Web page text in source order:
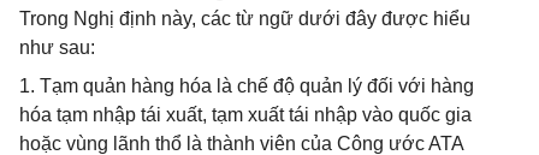
Trong Nghị định này, các từ ngữ dưới đây được hiểu
như sau:
1. Tạm quản hàng hóa là chế độ quản lý đối với hàng
hóa tạm nhập tái xuất, tạm xuất tái nhập vào quốc gia
hoặc vùng lãnh thổ là thành viên của Công ước ATA